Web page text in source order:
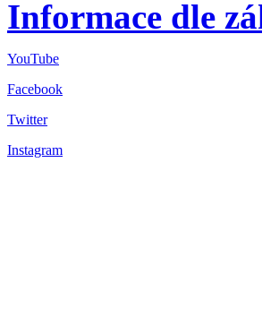
Informace dle
YouTube
Facebook
Twitter
Instagram